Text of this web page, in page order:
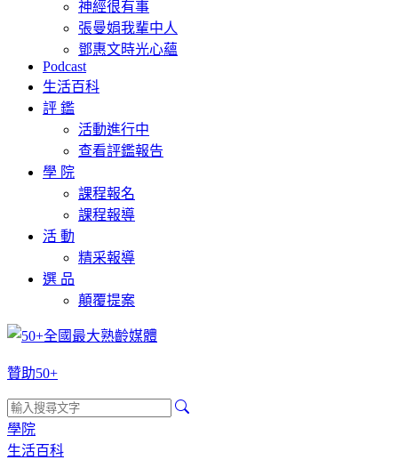
神經很有事
張曼娟我輩中人
鄧惠文時光心蘊
Podcast
生活百科
評 鑑
活動進行中
查看評鑑報告
學 院
課程報名
課程報導
活 動
精采報導
選 品
顛覆提案
贊助50+
學院
生活百科